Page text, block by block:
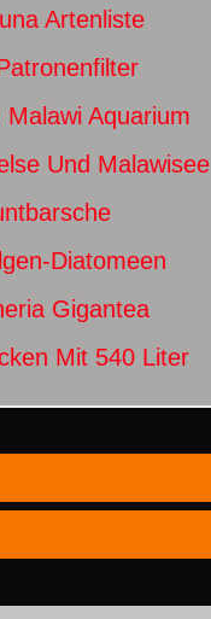
Artenliste
Aquarium
Und Malawisee
Diatomeen
Gigantea
Mit 540 Liter